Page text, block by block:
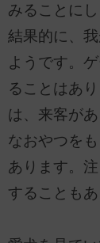
みることにし
結果的に、
ようです。
ることはあ
は、来客が
なおやつを
あります。
することもあ